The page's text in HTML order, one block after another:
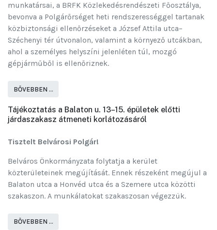
munkatársai, a BRFK Közlekedésrendészeti Főosztálya,
bevonva a Polgárőrséget heti rendszerességgel tartanak
közbiztonsági ellenőrzéseket a József Attila utca–
Széchenyi tér útvonalon, valamint a környező utcákban,
ahol a személyes helyszíni jelenléten túl, mozgó
gépjárműből is ellenőriznek.
BŐVEBBEN …
Tájékoztatás a Balaton u. 13–15. épületek előtti
járdaszakasz átmeneti korlátozásáról
Tisztelt Belvárosi Polgár!
Belváros Önkormányzata folytatja a kerület
közterületeinek megújítását. Ennek részeként megújul a
Balaton utca a Honvéd utca és a Szemere utca közötti
szakaszon. A munkálatokat szakaszosan végezzük.
BŐVEBBEN …